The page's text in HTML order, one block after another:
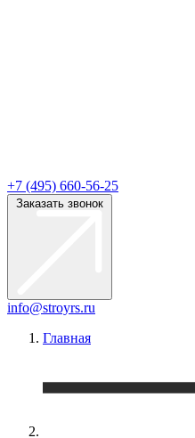
+7 (495) 660-56-25
Заказать звонок
info@stroyrs.ru
Главная